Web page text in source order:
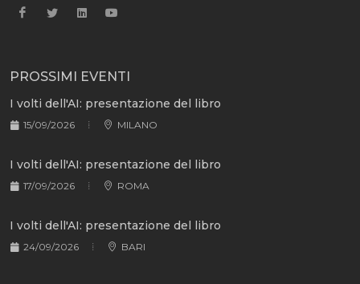
PROSSIMI EVENTI
I volti dell'AI: presentazione del libro
15/09/2026 MILANO
I volti dell'AI: presentazione del libro
17/09/2026 ROMA
I volti dell'AI: presentazione del libro
24/09/2026 BARI